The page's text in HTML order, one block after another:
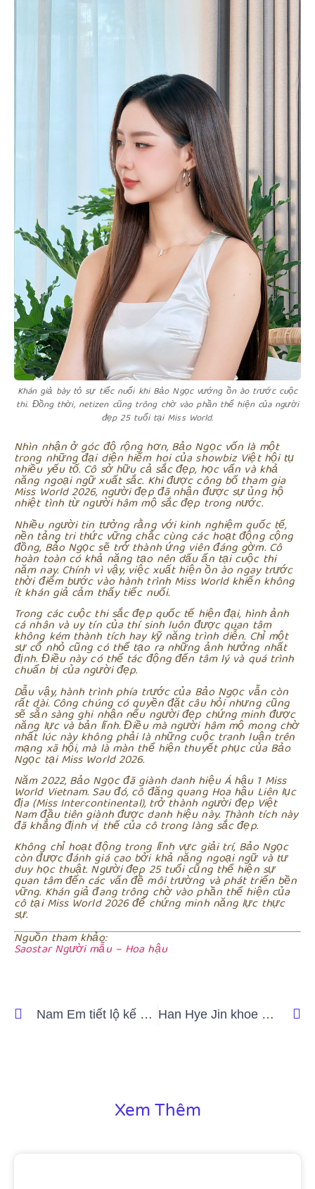
Khán giả bày tỏ sự tiếc nuối khi Bảo Ngọc vướng ồn ào trước cuộc
thi. Đồng thời, netizen cũng trông chờ vào phần thể hiện của người
đẹp 25 tuổi tại Miss World.
Nhìn nhận ở góc độ rộng hơn, Bảo Ngọc vốn là một
trong những đại diện hiếm hoi của showbiz Việt hội tụ
nhiều yếu tố. Cô sở hữu cả sắc đẹp, học vấn và khả
năng ngoại ngữ xuất sắc. Khi được công bố tham gia
Miss World 2026, người đẹp đã nhận được sự ủng hộ
nhiệt tình từ người hâm mộ sắc đẹp trong nước.
Nhiều người tin tưởng rằng với kinh nghiệm quốc tế,
nền tảng tri thức vững chắc cùng các hoạt động cộng
đồng, Bảo Ngọc sẽ trở thành ứng viên đáng gờm. Cô
hoàn toàn có khả năng tạo nên dấu ấn tại cuộc thi
năm nay. Chính vì vậy, việc xuất hiện ồn ào ngay trước
thời điểm bước vào hành trình Miss World khiến không
ít khán giả cảm thấy tiếc nuối.
Trong các cuộc thi sắc đẹp quốc tế hiện đại, hình ảnh
cá nhân và uy tín của thí sinh luôn được quan tâm
không kém thành tích hay kỹ năng trình diễn. Chỉ một
sự cố nhỏ cũng có thể tạo ra những ảnh hưởng nhất
định. Điều này có thể tác động đến tâm lý và quá trình
chuẩn bị của người đẹp.
Dẫu vậy, hành trình phía trước của Bảo Ngọc vẫn còn
rất dài. Công chúng có quyền đặt câu hỏi nhưng cũng
sẽ sẵn sàng ghi nhận nếu người đẹp chứng minh được
năng lực và bản lĩnh. Điều mà người hâm mộ mong chờ
nhất lúc này không phải là những cuộc tranh luận trên
mạng xã hội, mà là màn thể hiện thuyết phục của Bảo
Ngọc tại Miss World 2026.
Năm 2022, Bảo Ngọc đã giành danh hiệu Á hậu 1 Miss
World Vietnam. Sau đó, cô đăng quang Hoa hậu Liên lục
địa (Miss Intercontinental), trở thành người đẹp Việt
Nam đầu tiên giành được danh hiệu này. Thành tích này
đã khẳng định vị thế của cô trong làng sắc đẹp.
Không chỉ hoạt động trong lĩnh vực giải trí, Bảo Ngọc
còn được đánh giá cao bởi khả năng ngoại ngữ và tư
duy học thuật. Người đẹp 25 tuổi cũng thể hiện sự
quan tâm đến các vấn đề môi trường và phát triển bền
vững. Khán giả đang trông chờ vào phần thể hiện của
cô tại Miss World 2026 để chứng minh năng lực thực
sự.
Nguồn tham khảo:
Saostar Người mẫu – Hoa hậu
Nam Em tiết lộ kế hoạch công việc và cuộc sống riêng tư sau khi đăng quang Á khôi 1 Miss Cosmo TP.HCM Han Hye Jin khoe vóc dáng chuẩn siêu mẫu ở tuổi 43 tại Paris
Xem Thêm